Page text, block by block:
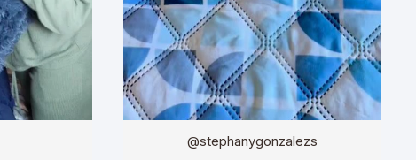
@stephanygonzalezs